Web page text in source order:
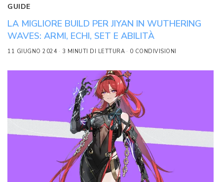
GUIDE
LA MIGLIORE BUILD PER JIYAN IN WUTHERING
WAVES: ARMI, ECHI, SET E ABILITÀ
11 GIUGNO 2024 3 MINUTI DI LETTURA 0 CONDIVISIONI